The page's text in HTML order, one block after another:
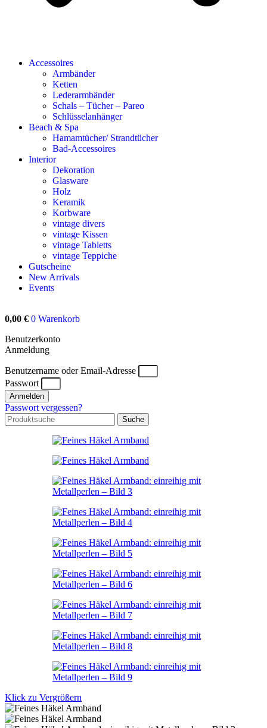
Accessoires
Armbänder
Ketten
Lederarmbänder
Schals – Tücher – Pareo
Schlüsselanhänger
Beach & Spa
Hamamtücher/ Strandtücher
Bad-Accessoires
Interior
Dekoration
Glasware
Holz
Keramik
Korbware
vintage divers
vintage Kissen
vintage Tabletts
vintage Teppiche
Gutscheine
New Arrivals
Events
0,00 € 0 Warenkorb
Benutzerkonto
Anmeldung
Benutzername oder Email-Adresse
Passwort
Anmelden
Passwort vergessen?
Suche
Klick zu Vergrößern